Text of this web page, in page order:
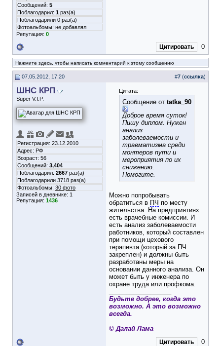
Сообщений: 5
Поблагодарил: 1 раз(а)
Поблагодарили 0 раз(а)
Фотоальбомы: не добавлял
Репутация: 0
Цитировать 0
Нажмите здесь, чтобы написать комментарий к этому сообщению
07.05.2012, 17:20 #7 (ссылка)
ШНС КРП
Super V.I.P.
Регистрация: 23.12.2010
Адрес: РФ
Возраст: 56
Сообщений: 3,404
Поблагодарил: 2667 раз(а)
Поблагодарили 3718 раз(а)
Фотоальбомы: 30 фото
Записей в дневнике: 1
Репутация: 1436
Цитата:
Сообщение от tatka_90
Доброе время суток!
Пишу диплом. Нужен
анализ
заболеваемости и
травматизма среди
монтеров пути и
мероприятия по их
снижению.
Помогите.
Можно попробывать
обратиться в ПЧ по месту
жительства. На предприятиях
есть врачебные комиссии. И
есть анализ заболеваемости
работников, который составлен
при помощи цехового
терапевта (который за ПЧ
закреплен) и должны быть
разработаны меры на
основании данного анализа. Он
может быть у инженера по
охране труда или профкома.
Будьте добрее, когда это
возможно. А это возможно
всегда.
© Далай Лама
Цитировать 0